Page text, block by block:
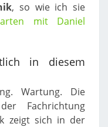
, so wie ich sie
mit Daniel
in diesem
Wartung. Die
Fachrichtung
zeigt sich in der